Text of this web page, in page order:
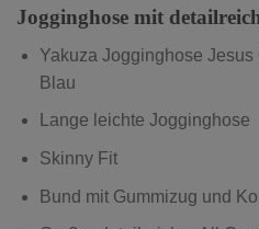
Jogginghose mit
Yakuza Jogginghose
Blau
Lange leichte Jogginghose
Skinny Fit
Bund mit Gummizug und